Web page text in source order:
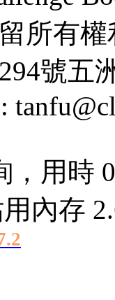
所有權
號五
，用時
內存